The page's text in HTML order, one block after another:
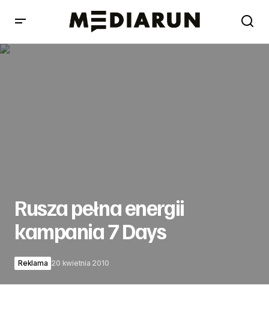
Rusza pełna energii
kampania 7 Days
Reklama 20 kwietnia 2010